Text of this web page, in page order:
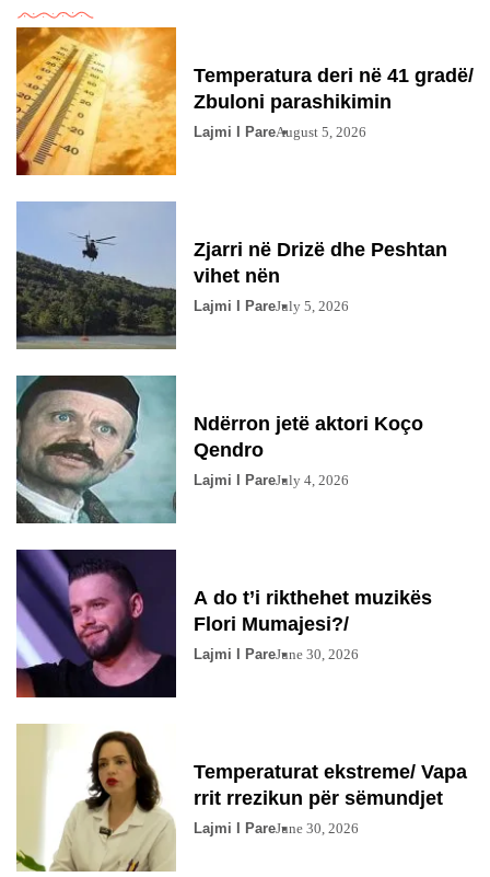
Temperatura deri në 41 gradë/
Zbuloni parashikimin
Lajmi I PareAugust 5, 2026
Zjarri në Drizë dhe Peshtan
vihet nën
Lajmi I PareJuly 5, 2026
Ndërron jetë aktori Koço
Qendro
Lajmi I PareJuly 4, 2026
A do t’i rikthehet muzikës
Flori Mumajesi?/
Lajmi I PareJune 30, 2026
Temperaturat ekstreme/ Vapa
rrit rrezikun për sëmundjet
Lajmi I PareJune 30, 2026